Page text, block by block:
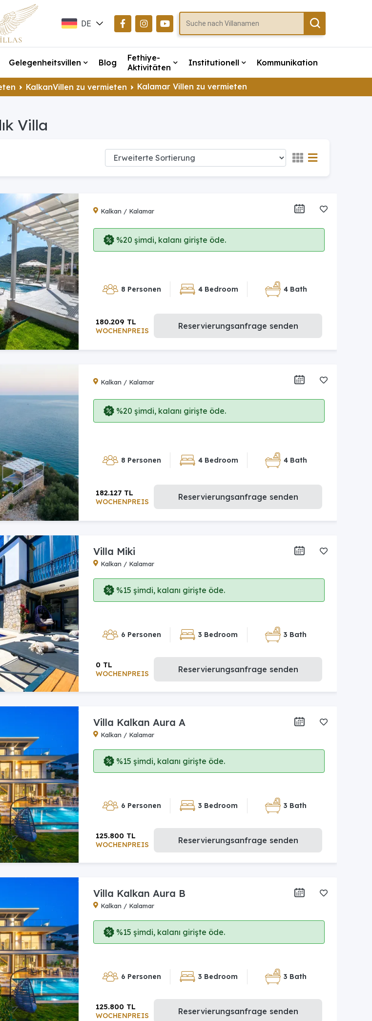
DE
TR
Gelegenheitsvillen Blog
Fethiye-
Aktivitäten
Institutionell Kommunikation
KalkanVillen zu vermieten Kalamar Villen zu vermieten
Villa
Kalkan / Kalamar
%20 şimdi, kalanı girişte öde.
8 Personen 4 Bedroom 4 Bath
WOCHENPREIS
180.209 TL Reservierungsanfrage senden
Kalkan / Kalamar
%20 şimdi, kalanı girişte öde.
8 Personen 4 Bedroom 4 Bath
WOCHENPREIS
182.127 TL Reservierungsanfrage senden
Villa Miki
Kalkan / Kalamar
%15 şimdi, kalanı girişte öde.
6 Personen 3 Bedroom 3 Bath
WOCHENPREIS
0 TL Reservierungsanfrage senden
Villa Kalkan Aura A
Kalkan / Kalamar
%15 şimdi, kalanı girişte öde.
6 Personen 3 Bedroom 3 Bath
WOCHENPREIS
125.800 TL Reservierungsanfrage senden
Villa Kalkan Aura B
Kalkan / Kalamar
%15 şimdi, kalanı girişte öde.
6 Personen 3 Bedroom 3 Bath
WOCHENPREIS
125.800 TL Reservierungsanfrage senden